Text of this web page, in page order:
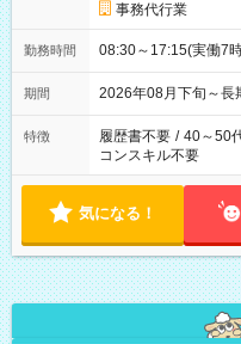
事務代行業
勤務時間 08:30～17:15(実働7
期間 2026年08月下旬～
特徴 履歴書不要 / 40～50
コンスキル不要
気になる！